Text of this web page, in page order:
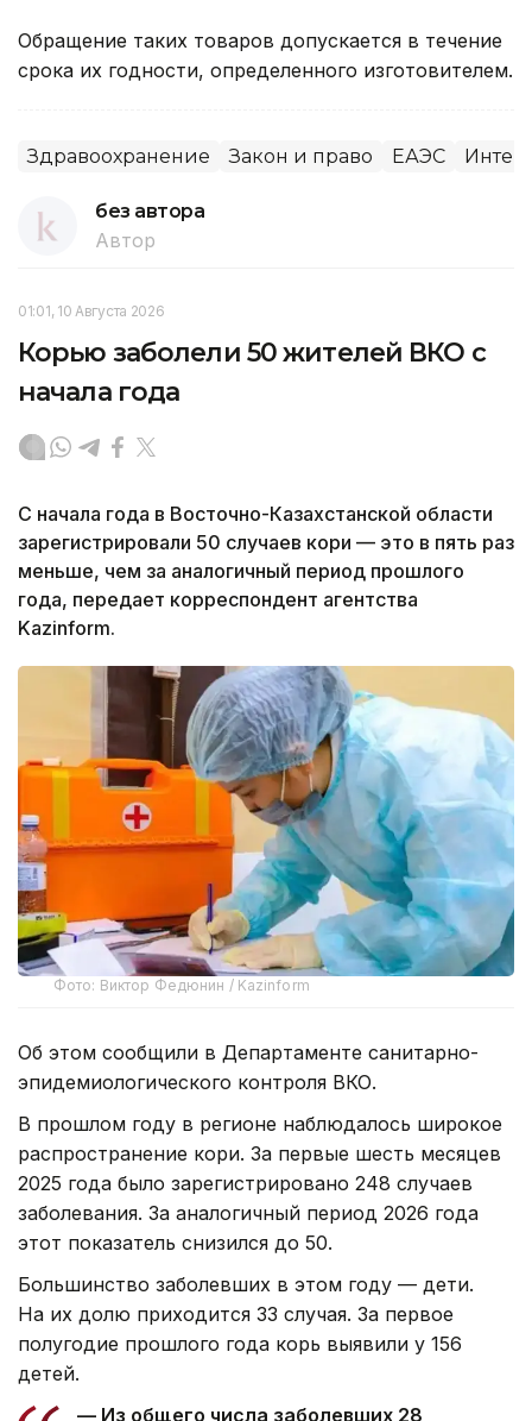
Обращение таких товаров допускается в течение
срока их годности, определенного изготовителем.
Здравоохранение Закон и право ЕАЭС
без автора
Автор
01:01, 10 Августа 2026
Корью заболели 50 жителей ВКО с
начала года
С начала года в Восточно-Казахстанской области
зарегистрировали 50 случаев кори — это в пять раз
меньше, чем за аналогичный период прошлого
года, передает корреспондент агентства
Kazinform.
Фото: Виктор Федюнин / Kazinform
Об этом сообщили в Департаменте санитарно-
эпидемиологического контроля ВКО.
В прошлом году в регионе наблюдалось широкое
распространение кори. За первые шесть месяцев
2025 года было зарегистрировано 248 случаев
заболевания. За аналогичный период 2026 года
этот показатель снизился до 50.
Большинство заболевших в этом году — дети.
На их долю приходится 33 случая. За первое
полугодие прошлого года корь выявили у 156
детей.
— Из общего числа заболевших 28